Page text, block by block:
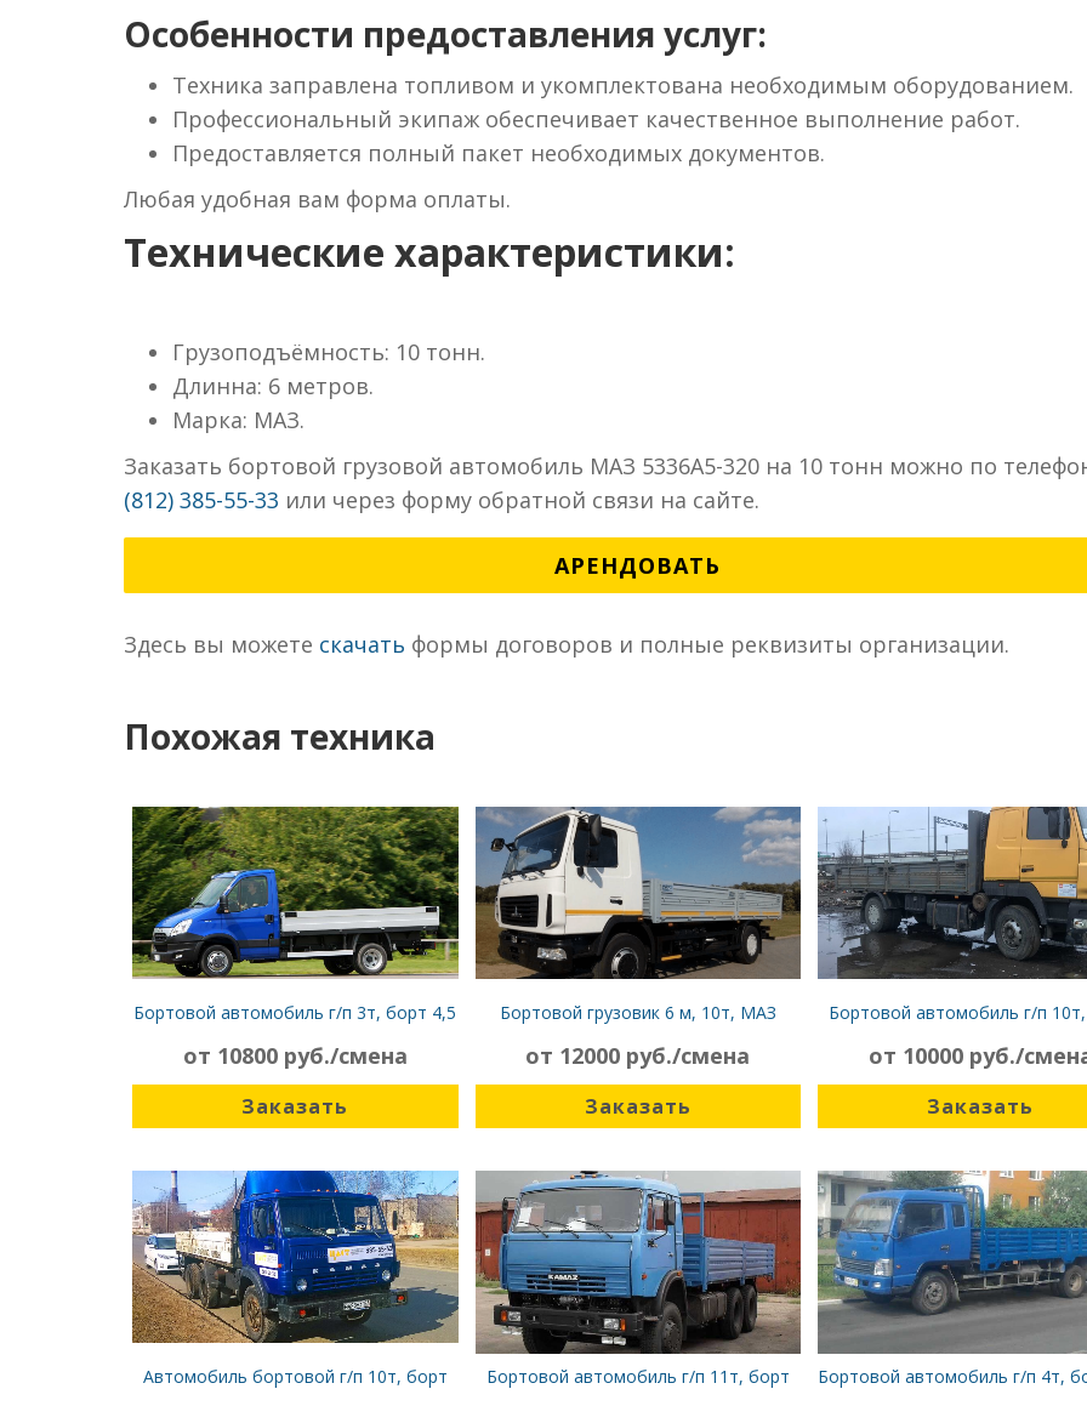
Особенности предоставления услуг:
Техника заправлена топливом и укомплектована необходимым оборудованием.
Профессиональный экипаж обеспечивает качественное выполнение работ.
Предоставляется полный пакет необходимых документов.
Любая удобная вам форма оплаты.
Технические характеристики:
Грузоподъёмность: 10 тонн.
Длинна: 6 метров.
Марка: МАЗ.
Заказать бортовой грузовой автомобиль МАЗ 5336А5-320 на 10 тонн можно по
(812) 385-55-33 или через форму обратной связи на сайте.
АРЕНДОВАТЬ
Здесь вы можете скачать формы договоров и полные реквизиты организации.
Похожая техника
Бортовой автомобиль г/п 3т, борт 4,5
от 10800 руб./смена
Заказать
Бортовой грузовик 6 м, 10т, МАЗ
от 12000 руб./смена
Заказать
Бортовой автомобиль г/п
от 10000 руб./
Заказать
Автомобиль бортовой г/п 10т, борт
Бортовой автомобиль г/п 11т, борт
Бортовой автомобиль г/п 4т,